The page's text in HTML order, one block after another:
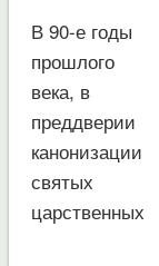
В 90-е годы
прошлого
века, в
преддверии
канонизации
святых
царственных